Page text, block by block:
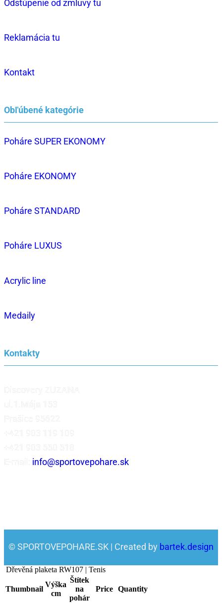
Odstúpenie od zmluvy tu
Reklamácia tu
Kontakt
Obľúbené kategórie
Poháre SUPER EKONOMY
Poháre EKONOMY
Poháre STANDARD
Poháre LUXUS
Acrylic line
Medaily
Kontakty
info@sportovepohare.sk
© SPORTOVEPOHARE.SK | Created by bartek.design
Dřevěná plaketa RW107 | Tenis
Thumbnail
Výška
cm
Štítek
na
pohár
Price Quantity